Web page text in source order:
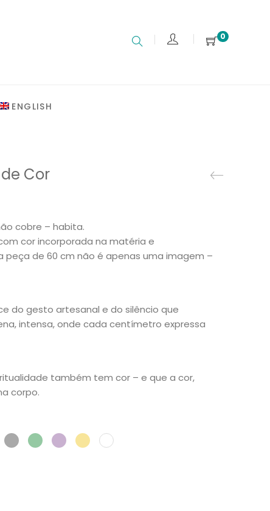
0
ENGLISH
Cor
cobre – habita.
cor incorporada na matéria e
de 60 cm não é apenas uma imagem –
do gesto artesanal e do silêncio que
intensa, onde cada centímetro expressa
também tem cor – e que a cor,
corpo.